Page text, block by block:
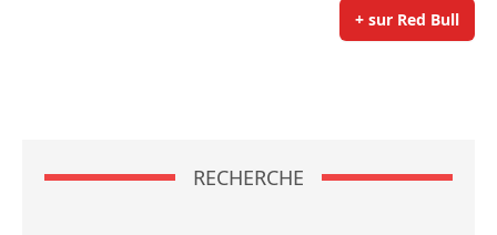
+ sur Red Bull
RECHERCHE